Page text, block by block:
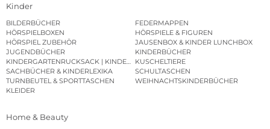
Kinder
BILDERBÜCHER
FEDERMAPPEN
HÖRSPIELBOXEN
HÖRSPIELE & FIGUREN
HÖRSPIEL ZUBEHÖR
JAUSENBOX & KINDER LUNCHBOX
JUGENDBÜCHER
KINDERBÜCHER
KINDERGARTENRUCKSACK | KINDERGARTENBEUTEL
KUSCHELTIERE
SACHBÜCHER & KINDERLEXIKA
SCHULTASCHEN
TURNBEUTEL & SPORTTASCHEN
WEIHNACHTSKINDERBÜCHER
KLEIDER
Home & Beauty